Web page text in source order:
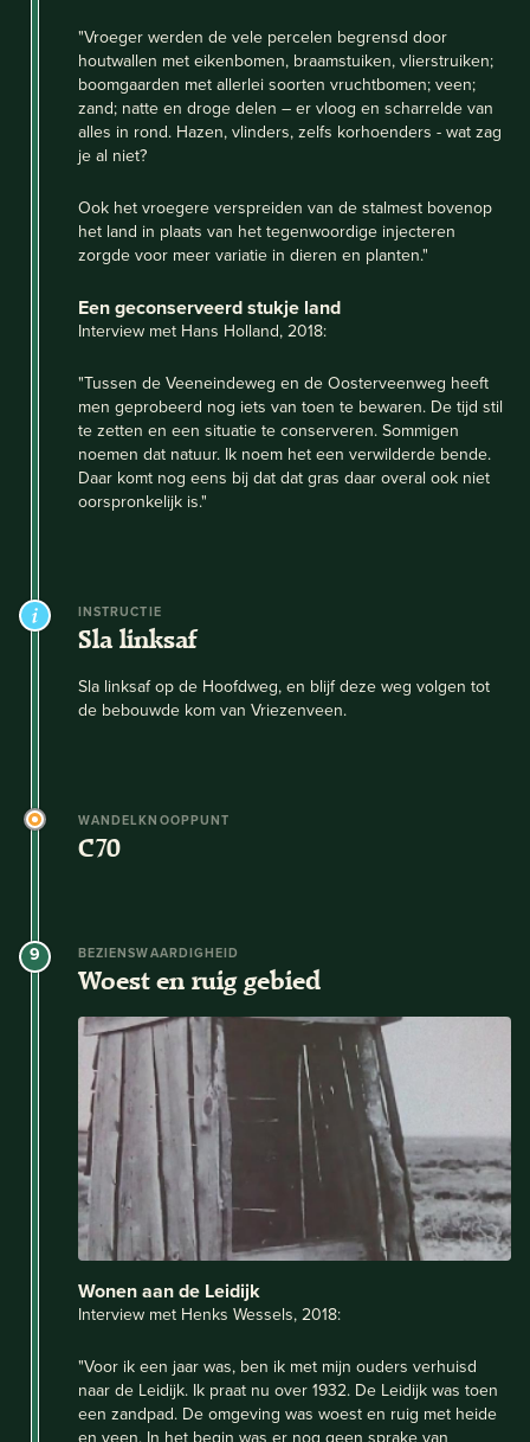
"Vroeger werden de vele percelen begrensd door
houtwallen met eikenbomen, braamstuiken, vlierstruiken;
boomgaarden met allerlei soorten vruchtbomen; veen;
zand; natte en droge delen – er vloog en scharrelde van
alles in rond. Hazen, vlinders, zelfs korhoenders - wat zag
je al niet?
Ook het vroegere verspreiden van de stalmest bovenop
het land in plaats van het tegenwoordige injecteren
zorgde voor meer variatie in dieren en planten."
Een geconserveerd stukje land
Interview met Hans Holland, 2018:
"Tussen de Veeneindeweg en de Oosterveenweg heeft
men geprobeerd nog iets van toen te bewaren. De tijd stil
te zetten en een situatie te conserveren. Sommigen
noemen dat natuur. Ik noem het een verwilderde bende.
Daar komt nog eens bij dat dat gras daar overal ook niet
oorspronkelijk is."
INSTRUCTIE
Sla linksaf
Sla linksaf op de Hoofdweg, en blijf deze weg volgen tot
de bebouwde kom van Vriezenveen.
WANDELKNOOPPUNT
C70
9 BEZIENSWAARDIGHEID
Woest en ruig gebied
Wonen aan de Leidijk
Interview met Henks Wessels, 2018:
"Voor ik een jaar was, ben ik met mijn ouders verhuisd
naar de Leidijk. Ik praat nu over 1932. De Leidijk was toen
een zandpad. De omgeving was woest en ruig met heide